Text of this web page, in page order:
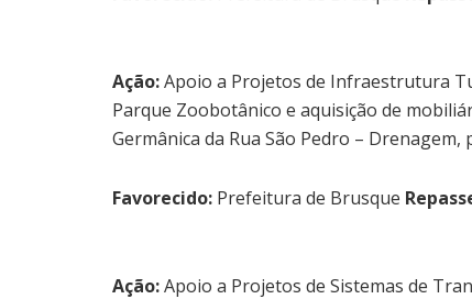
Ação:Apoio a Projetos de Infraestrutura
Parque Zoobotânico e aquisição de
Germânica da Rua São Pedro –
Favorecido: Prefeitura de Brusque
Ação:Apoio a Projetos de Sistemas de